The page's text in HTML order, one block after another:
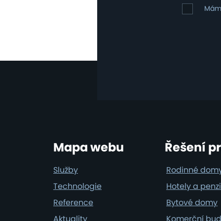
osobních
údajů
Mám
zájem
Mapa webu
Služby
Technologie
Reference
Aktuality
Řešení
Rodinné
Hotely a
Bytové domy
Komerční